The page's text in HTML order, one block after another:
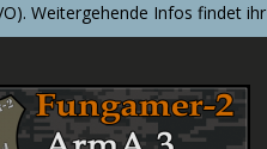
Weitergehende Infos findet ihr